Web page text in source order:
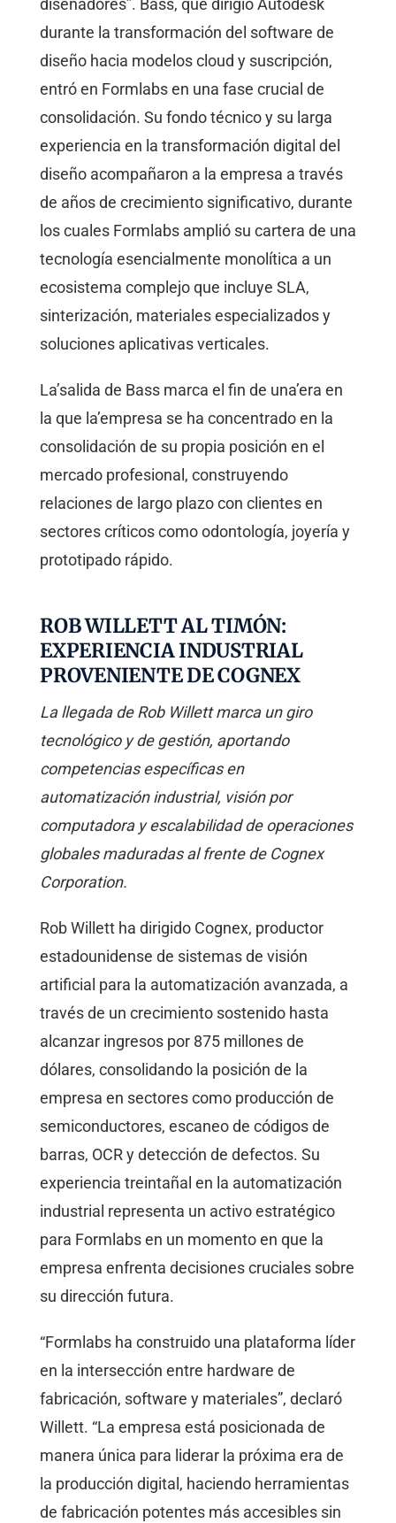
diseñadores”. Bass, que dirigió Autodesk
durante la transformación del software de
diseño hacia modelos cloud y suscripción,
entró en Formlabs en una fase crucial de
consolidación. Su fondo técnico y su larga
experiencia en la transformación digital del
diseño acompañaron a la empresa a través
de años de crecimiento significativo, durante
los cuales Formlabs amplió su cartera de una
tecnología esencialmente monolítica a un
ecosistema complejo que incluye SLA,
sinterización, materiales especializados y
soluciones aplicativas verticales.
La’salida de Bass marca el fin de una’era en
la que la’empresa se ha concentrado en la
consolidación de su propia posición en el
mercado profesional, construyendo
relaciones de largo plazo con clientes en
sectores críticos como odontología, joyería y
prototipado rápido.
ROB WILLETT AL TIMÓN:
EXPERIENCIA INDUSTRIAL
PROVENIENTE DE COGNEX
La llegada de Rob Willett marca un giro
tecnológico y de gestión, aportando
competencias específicas en
automatización industrial, visión por
computadora y escalabilidad de operaciones
globales maduradas al frente de Cognex
Corporation.
Rob Willett ha dirigido Cognex, productor
estadounidense de sistemas de visión
artificial para la automatización avanzada, a
través de un crecimiento sostenido hasta
alcanzar ingresos por 875 millones de
dólares, consolidando la posición de la
empresa en sectores como producción de
semiconductores, escaneo de códigos de
barras, OCR y detección de defectos. Su
experiencia treintañal en la automatización
industrial representa un activo estratégico
para Formlabs en un momento en que la
empresa enfrenta decisiones cruciales sobre
su dirección futura.
“Formlabs ha construido una plataforma líder
en la intersección entre hardware de
fabricación, software y materiales”, declaró
Willett. “La empresa está posicionada de
manera única para liderar la próxima era de
la producción digital, haciendo herramientas
de fabricación potentes más accesibles sin